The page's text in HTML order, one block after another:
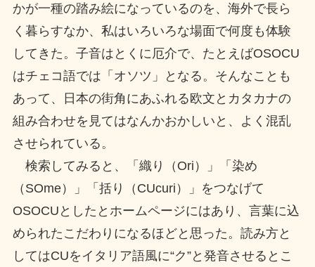
かが一種の踏み絵になっているのを、海外で長ら
く暮らすなか、私はいろいろな場面で何度も体験
してきた。子音はとくに厄介で、たとえばOSOCU
はチェコ語では「オソツ」となる。そんなことも
あって、日本の街角にあふれる欧文とカタカナの
組み合わせを見てはなんかおかしいと、よく混乱
させられている。
検索してみると、「織り（Ori）」「染め
（SOme）」「括り（CUcuri）」をつなげて
OSOCUとしたとホームページにはあり、言葉に込
められたこだわりになるほどと思った。読み方と
してはCUをイタリア語風に“ク”と発音させるとこ